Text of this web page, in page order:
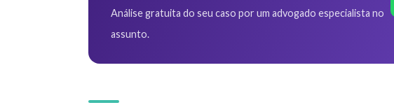
Análise gratuita do seu caso por um advogado especialista no
assunto.